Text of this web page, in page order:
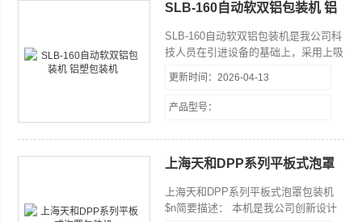
SLB-160自动软双铝包装机 铝
SLB-160自动软双铝包装机是我公司科
技人员在引进设备的基础上，采用上吸
更新时间：2026-04-13
产品型号：
上海天和DPP系列平板式泡罩
上海天和DPP系列平板式泡罩包装机
$n简要描述： 本机是我公司创新设计